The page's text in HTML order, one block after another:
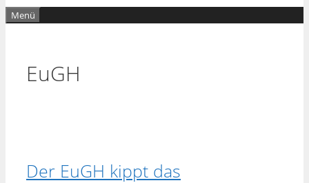
Menü
EuGH
Der EuGH kippt das